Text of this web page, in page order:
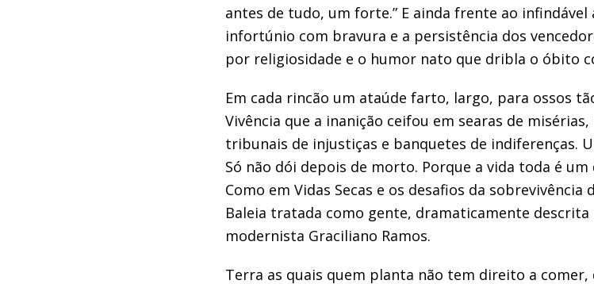
antes de tudo, um forte.” E ainda frente ao
infortúnio com bravura e a persistência dos
por religiosidade e o humor nato que dribla o óbito
Em cada rincão um ataúde farto, largo, para ossos
Vivência que a inanição ceifou em searas de misérias,
tribunais de injustiças e banquetes de indiferenças.
Só não dói depois de morto. Porque a vida toda é um
Como em Vidas Secas e os desafios da sobrevivência
Baleia tratada como gente, dramaticamente
modernista Graciliano Ramos.
Terra as quais quem planta não tem direito a comer,